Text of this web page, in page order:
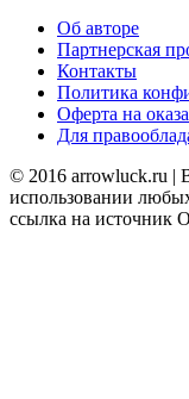
Об авторе
Партнерская
Контакты
Политика
Оферта на
Для
© 2016 arrowluck.ru |
использовании
ссылка на